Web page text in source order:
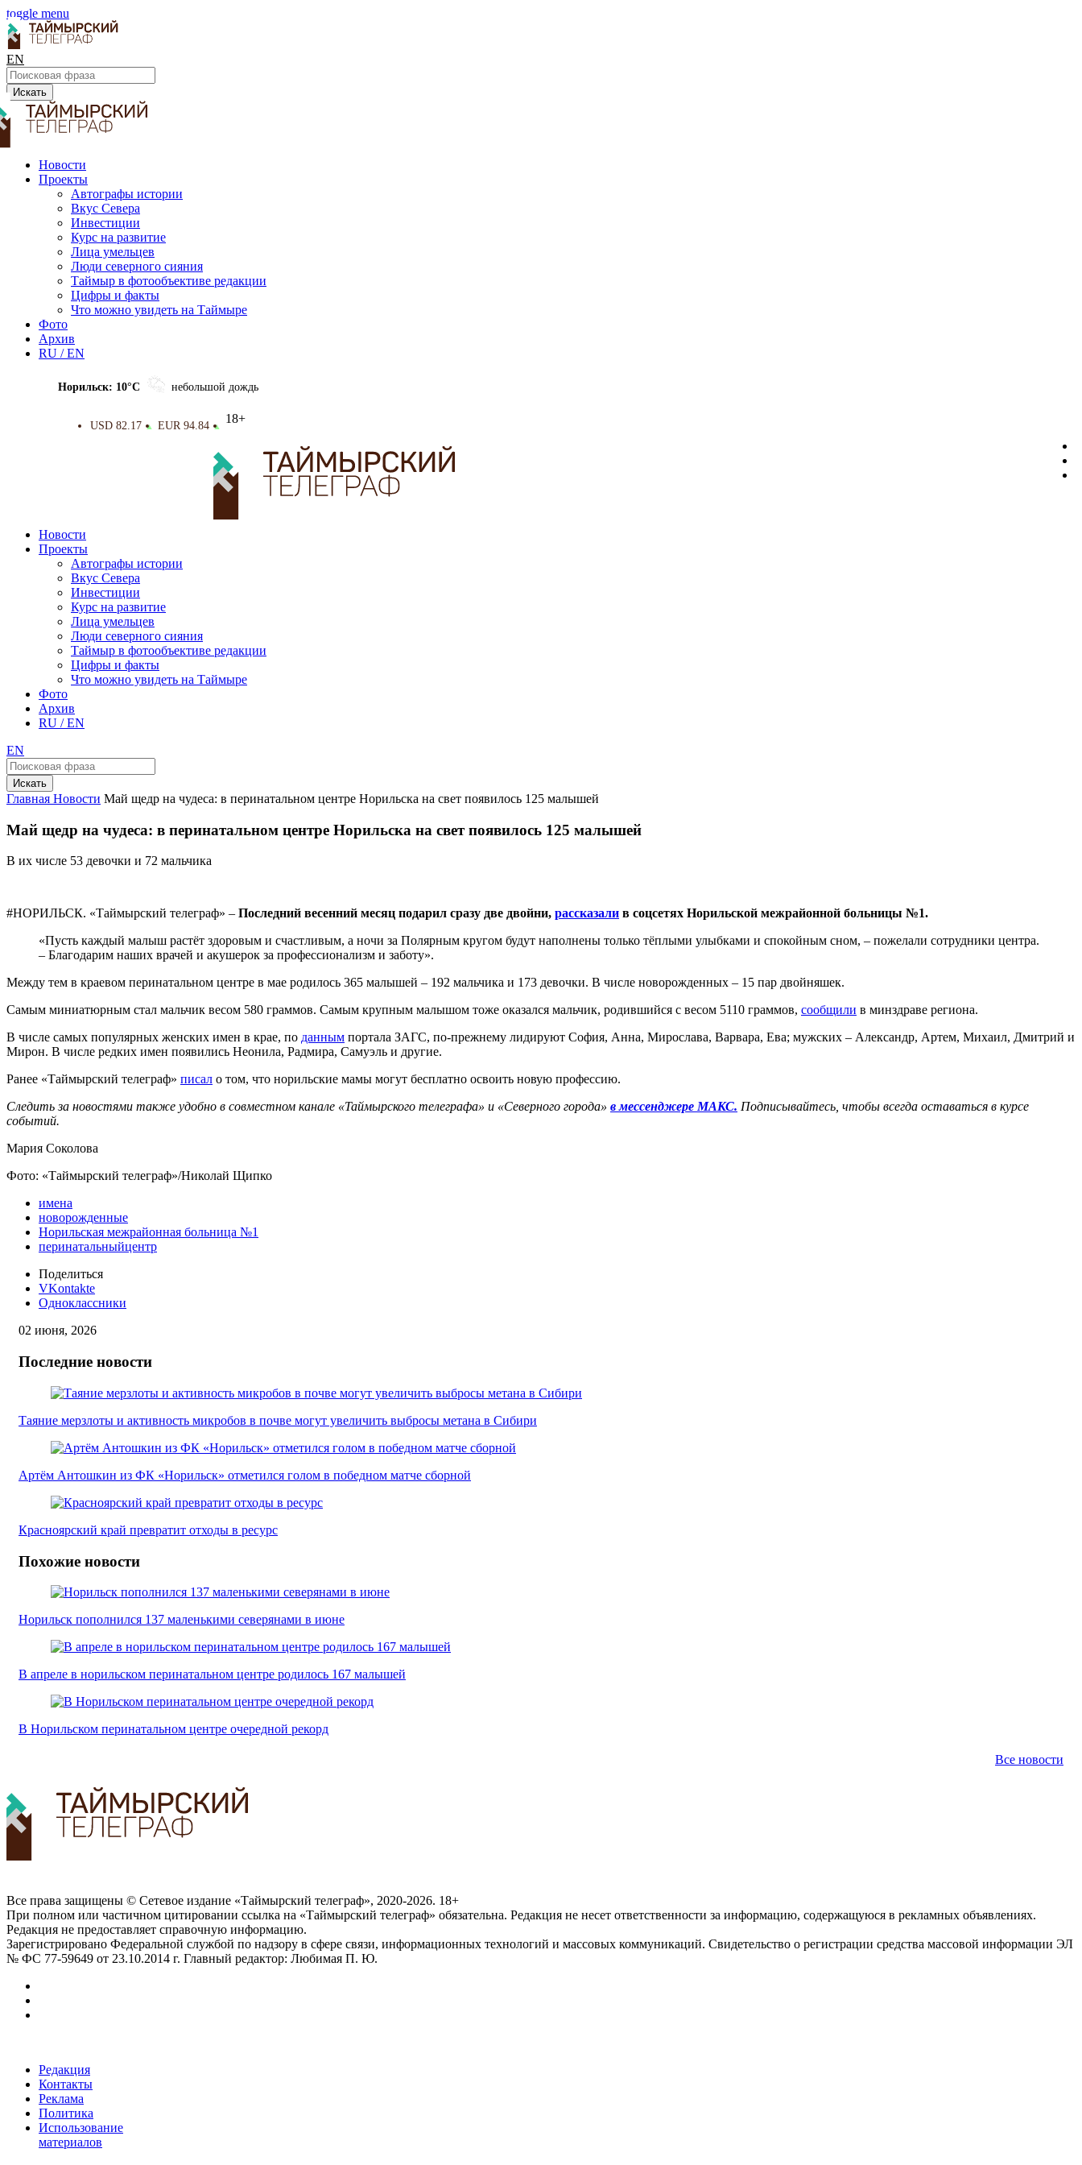
toggle menu
EN
Искать
Новости
Проекты
Автографы истории
Вкус Севера
Инвестиции
Курс на развитие
Лица умельцев
Люди северного сияния
Таймыр в фотообъективе редакции
Цифры и факты
Что можно увидеть на Таймыре
Фото
Архив
RU / EN
Норильск: 10°C небольшой дождь
USD 82.17 ▲ EUR 94.84 ▲
18+
Новости
Проекты
Автографы истории
Вкус Севера
Инвестиции
Курс на развитие
Лица умельцев
Люди северного сияния
Таймыр в фотообъективе редакции
Цифры и факты
Что можно увидеть на Таймыре
Фото
Архив
RU / EN
EN
Искать
Главная Новости Май щедр на чудеса: в перинатальном центре Норильска на свет появилось 125 малышей
Май щедр на чудеса: в перинатальном центре Норильска на свет появилось 125 малышей
В их числе 53 девочки и 72 мальчика
#НОРИЛЬСК. «Таймырский телеграф» – Последний весенний месяц подарил сразу две двойни, рассказали в соцсетях Норильской межрайонной больницы №1.
«Пусть каждый малыш растёт здоровым и счастливым, а ночи за Полярным кругом будут наполнены только тёплыми улыбками и спокойным сном, – пожелали сотрудники центра.
– Благодарим наших врачей и акушерок за профессионализм и заботу».
Между тем в краевом перинатальном центре в мае родилось 365 малышей – 192 мальчика и 173 девочки. В числе новорожденных – 15 пар двойняшек.
Самым миниатюрным стал мальчик весом 580 граммов. Самым крупным малышом тоже оказался мальчик, родившийся с весом 5110 граммов, сообщили в минздраве региона.
В числе самых популярных женских имен в крае, по данным портала ЗАГС, по-прежнему лидируют София, Анна, Мирослава, Варвара, Ева; мужских – Александр, Артем, Михаил, Дмитрий и
Мирон. В числе редких имен появились Неонила, Радмира, Самуэль и другие.
Ранее «Таймырский телеграф» писал о том, что норильские мамы могут бесплатно освоить новую профессию.
Следить за новостями также удобно в совместном канале «Таймырского телеграфа» и «Северного города» в мессенджере МАКС. Подписывайтесь, чтобы всегда оставаться в курсе
событий.
Мария Соколова
Фото: «Таймырский телеграф»/Николай Щипко
имена
новорожденные
Норильская межрайонная больница №1
перинатальныйцентр
Поделиться
VKontakte
Одноклассники
02 июня, 2026
Последние новости
Таяние мерзлоты и активность микробов в почве могут увеличить выбросы метана в Сибири
Артём Антошкин из ФК «Норильск» отметился голом в победном матче сборной
Красноярский край превратит отходы в ресурс
Похожие новости
Норильск пополнился 137 маленькими северянами в июне
В апреле в норильском перинатальном центре родилось 167 малышей
В Норильском перинатальном центре очередной рекорд
Все новости
Все права защищены © Сетевое издание «Таймырский телеграф», 2020-2026. 18+
При полном или частичном цитировании ссылка на «Таймырский телеграф» обязательна. Редакция не несет ответственности за информацию, содержащуюся в рекламных объявлениях.
Редакция не предоставляет справочную информацию.
Зарегистрировано Федеральной службой по надзору в сфере связи, информационных технологий и массовых коммуникаций. Свидетельство о регистрации средства массовой информации ЭЛ
№ ФС 77-59649 от 23.10.2014 г. Главный редактор: Любимая П. Ю.
Редакция
Контакты
Реклама
Политика
Использование
материалов